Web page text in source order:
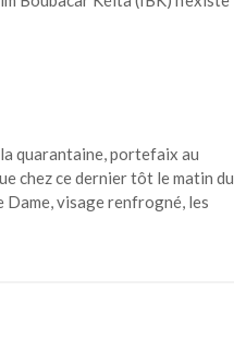
la quarantaine, portefaix au
chez ce dernier tôt le matin du
visage renfrogné, les